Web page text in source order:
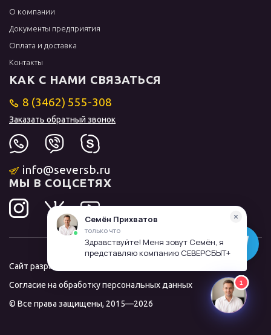
О компании
Документы предприятия
Оплата и доставка
Контакты
КАК С НАМИ СВЯЗАТЬСЯ
8 (3462) 555-308
Заказать обратный звонок
info@seversb.ru
МЫ В СОЦСЕТЯХ
Сайт разработал и продвинул
Согласие на обработку персональных данных
© Все права защищены, 2015—2026